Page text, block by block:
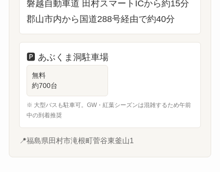
磐越自動車道 田村スマートICから約15分
郡山市内から国道288号経由で約40分
🅿️ あぶくま洞駐車場
無料
約700台
※ 大型バスも駐車可。GW・紅葉シーズンは混雑するため午前
中の到着推奨
📍福島県田村市滝根町菅谷東釜山1